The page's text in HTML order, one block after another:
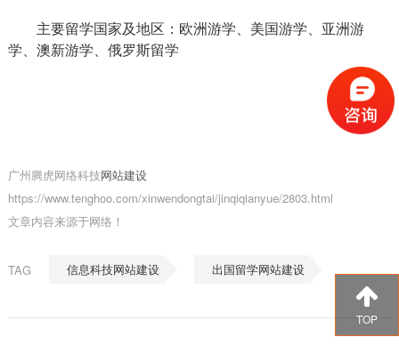
TOP
主要留学国家及地区：欧洲游学、美国游学、亚洲游
学、澳新游学、俄罗斯留学
广州腾虎网络科技网站建设
https://www.tenghoo.com/xinwendongtai/jinqiqianyue/2803.html
文章内容来源于网络！
TAG 信息科技网站建设 出国留学网站建设